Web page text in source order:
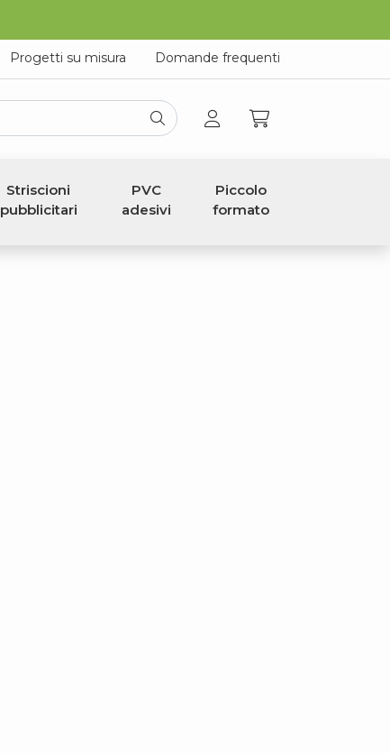
Progetti su misura Domande frequenti
Striscioni
pubblicitari
PVC
adesivi
Piccolo
formato